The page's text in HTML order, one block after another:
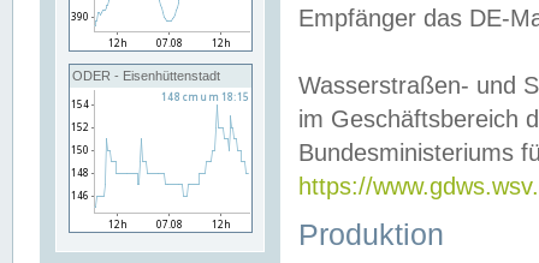
ODER - Eisenhüttenstadt
Empfänger das DE-
Wasserstraßen- und
im Geschäftsbereich
Bundesministeriums
https://
Produktion